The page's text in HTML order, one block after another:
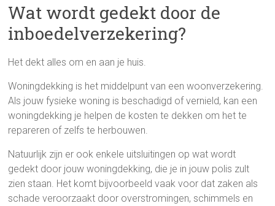
Wat wordt gedekt door de
inboedelverzekering?
Het dekt alles om en aan je huis.
Woningdekking is het middelpunt van een woonverzekering.
Als jouw fysieke woning is beschadigd of vernield, kan een
woningdekking je helpen de kosten te dekken om het te
repareren of zelfs te herbouwen.
Natuurlijk zijn er ook enkele uitsluitingen op wat wordt
gedekt door jouw woningdekking, die je in jouw polis zult
zien staan. Het komt bijvoorbeeld vaak voor dat zaken als
schade veroorzaakt door overstromingen, schimmels en